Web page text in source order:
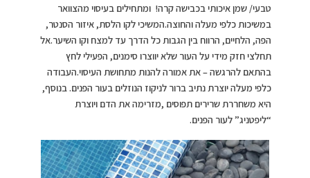
טבעי/ שמן איכותי בכבישה קרה! ומתחילים בעיסוי מהצוואר
במשיכות כלפי מעלה והחוצה.המשיכי לקו הלסת, איזור הסנטר,
הפה, הלחיים, הרווח בין הגבות כל הדרך עד למצח וקו השיער.אל
תחלצי חזק מידי על העור שלא יווצרו סימנים, הפעילי לחץ
בהתאם להרגשה – את אמורה להנות מתחושת העיסוי.העבודה
כלפי מעלה יוצרת נתיב ברור לניקוז הנוזלים בעור הפנים. בנוסף,
היא משחררת שרירים תפוסים ,מזרימה את הדם ויוצרת
“ליפטניג” לעור הפנים.